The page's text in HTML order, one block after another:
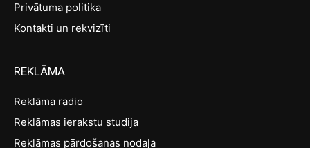
Privātuma politika
Kontakti un rekvizīti
REKLĀMA
Reklāma radio
Reklāmas ierakstu studija
Reklāmas pārdošanas nodaļa